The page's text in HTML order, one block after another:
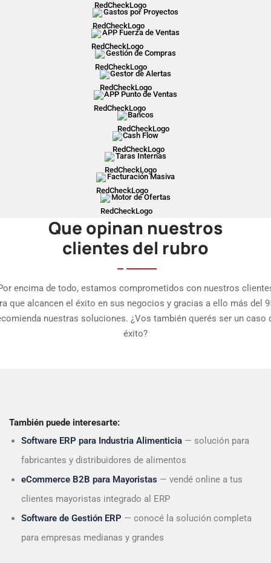
Gastos por Proyectos
APP Fuerza de Ventas
Gestión de Compras
Gestor de Alertas
APP Punto de Ventas
Bancos
Cash Flow
Taras Internas
Facturación Masiva
Motor de Ofertas
Que opinan nuestros
clientes del rubro
encima de todo, estamos comprometidos con nuestros
que alcancen el éxito en sus negocios y gracias a ello más del
nuestras soluciones. ¿Vos también querés ser un caso
éxito?
También puede interesarte:
Software ERP para Industria Alimenticia — solución para
fabricantes y distribuidores de alimentos
eCommerce B2B para Mayoristas — vendé online a tus
clientes mayoristas integrado al ERP
Software de Gestión ERP — conocé la solución completa
para empresas medianas y grandes